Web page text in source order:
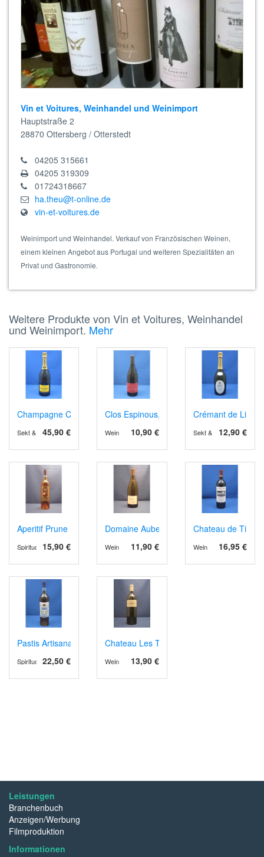
Vin et Voitures, Weinhandel und Weinimport
Hauptstraße 2
28870 Ottersberg / Otterstedt
04205 315661
04205 319309
01724318667
ha.theu@t-online.de
vin-et-voitures.de
Weinimport und Weinhandel. Verkauf von Französischen Weinen,
einem kleinen Angebot aus Portugal und weiteren Spezialitäten an
Privat und Gastronomie.
Weitere Produkte von Vin et Voitures, Weinhandel
und Weinimport. Mehr
Champagne Carte d'Or Brut
45,90 €
Sekt & Schaumwein
Clos Espinous, AOP Corbières 2023
10,90 €
Wein
Crémant de
12,90 €
Sekt & Schaumwein
Aperitif Prune
15,90 €
Spirituosen
Domaine Aubert, AOP Vouvray blanc sec.
11,90 €
Wein
Chateau de
16,95 €
Wein
Pastis Artisanal
22,50 €
Spirituosen
Chateau Les Tours des Verdots
13,90 €
Wein
Leistungen
Branchenbuch
Anzeigen/Werbung
Filmproduktion
Informationen